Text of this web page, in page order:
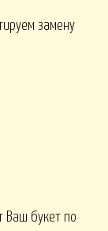
замену
Ваш букет по